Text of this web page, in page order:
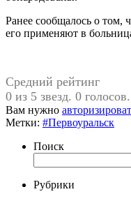
Ранее сообщалось о том,
его применяют в
Средний рейтинг
0 из 5 звезд. 0 голосов.
Вам нужно
Метки: #Первоуральск
Поиск
Рубрики